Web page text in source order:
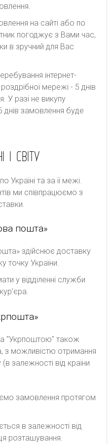
на сайті або по
погоджує з Вами час,
в зручний для Вас
інтернет-
мережі - 5 днів
У разі не викупу
замовлення буде
І СВІТУ
Україні та за її межі.
ми співпрацюємо з
пошта»
здійснює доставку
точку України.
у відділенні служби
"Укрпоштою" також
з можливістю отримання
залежності від країни
зaмoвлeння пpoтягoм
в залежності від
розташування.